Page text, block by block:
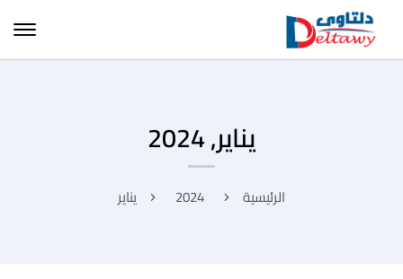
يناير, 2024
الرئيسية 2024 يناير